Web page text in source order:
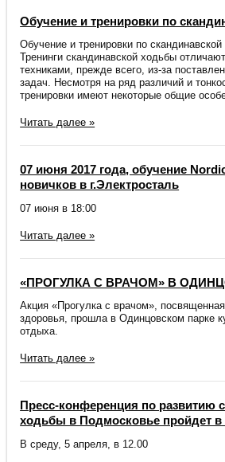
Обучение и тренировки по
Обучение и тренировки по
Тренинги скандинавской ходьбы
техниками, прежде всего, из-за
задач. Несмотря на ряд различий и
тренировки имеют некоторые общие
Читать далее »
07 июня 2017 года, обучение
новичков в г.Электросталь
07 июня в 18:00
Читать далее »
«ПРОГУЛКА С ВРАЧОМ» В
Акция «Прогулка с врачом»,
здоровья, прошла в Одинцовском парке
отдыха.
Читать далее »
Пресс‑конференция по развитию
ходьбы в Подмосковье пройдет
В среду, 5 апреля, в 12.00